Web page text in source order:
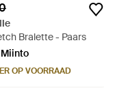
Bralette - Paars
Miinto
OP VOORRAAD